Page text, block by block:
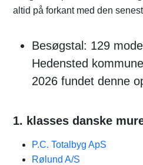
altid på forkant med den
Besøgstal: 129
Hedensted
2026 fundet denne
1. klasses danske
P.C. Totalbyg ApS
Rølund A/S